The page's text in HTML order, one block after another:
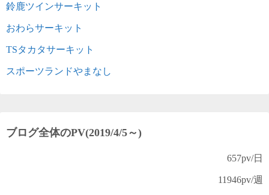
鈴鹿ツインサーキット
おわらサーキット
TSタカタサーキット
スポーツランドやまなし
ブログ全体のPV(2019/4/5～)
657pv/日
11946pv/週